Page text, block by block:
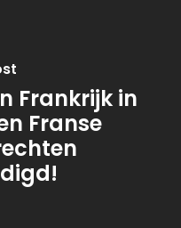
Frankrijk in
Franse